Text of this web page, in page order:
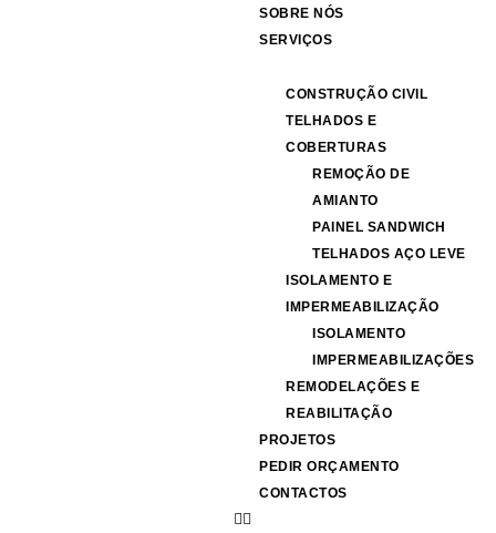
SOBRE NÓS
SERVIÇOS
CONSTRUÇÃO CIVIL
TELHADOS E
COBERTURAS
REMOÇÃO DE
AMIANTO
PAINEL SANDWICH
TELHADOS AÇO LEVE
ISOLAMENTO E
IMPERMEABILIZAÇÃO
ISOLAMENTO
IMPERMEABILIZAÇÕES
REMODELAÇÕES E
REABILITAÇÃO
PROJETOS
PEDIR ORÇAMENTO
CONTACTOS